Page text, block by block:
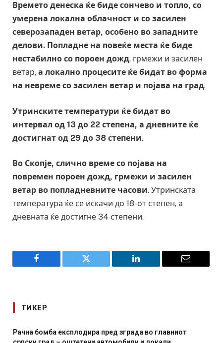
Времето денеска ќе биде сончево и топло, со
умерена локална облачност и со засилен
северозападен ветар, особено во западните
делови. Попладне на повеќе места ќе биде
нестабилно со пороен дожд, грмежи и засилен
ветар, а локално процесите ќе бидат во форма
на невреме со засилен ветар и појава на град.
Утринските температури ќе бидат во
интервал од 13 до 22 степена, а дневните ќе
достигнат од 29 до 38 степени.
Во Скопје, слично време со појава на
повремен пороен дожд, грмежи и засилен
ветар во попладневните часови. Утринската
температура ќе се искачи до 18-от степен, а
дневната ќе достигне 34 степени.
Facebook Twitter LinkedIn Email
ТИКЕР
бомба експлодира пред зграда во главниот